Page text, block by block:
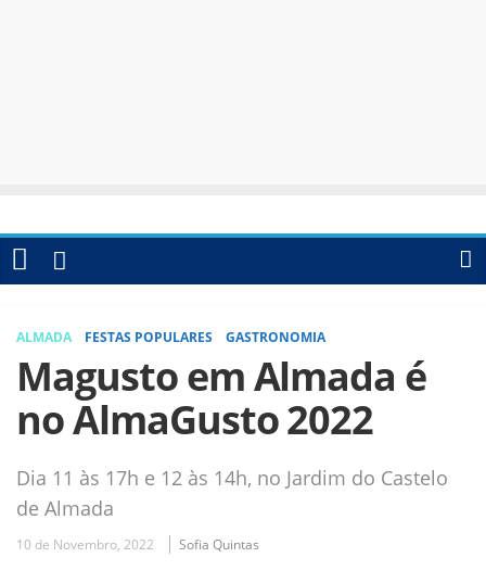
ALMADA FESTAS POPULARES GASTRONOMIA
Magusto em Almada é
no AlmaGusto 2022
Dia 11 às 17h e 12 às 14h, no Jardim do Castelo
de Almada
10 de Novembro, 2022 Sofia Quintas